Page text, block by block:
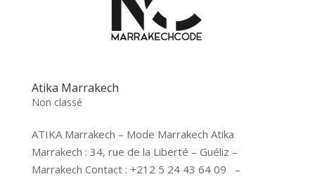
Atika Marrakech
Non classé
ATIKA Marrakech – Mode Marrakech Atika
Marrakech : 34, rue de la Liberté – Guéliz –
Marrakech Contact : +212 5 24 43 64 09 –